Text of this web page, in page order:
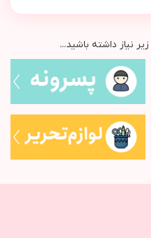
نیاز داشته باشید...